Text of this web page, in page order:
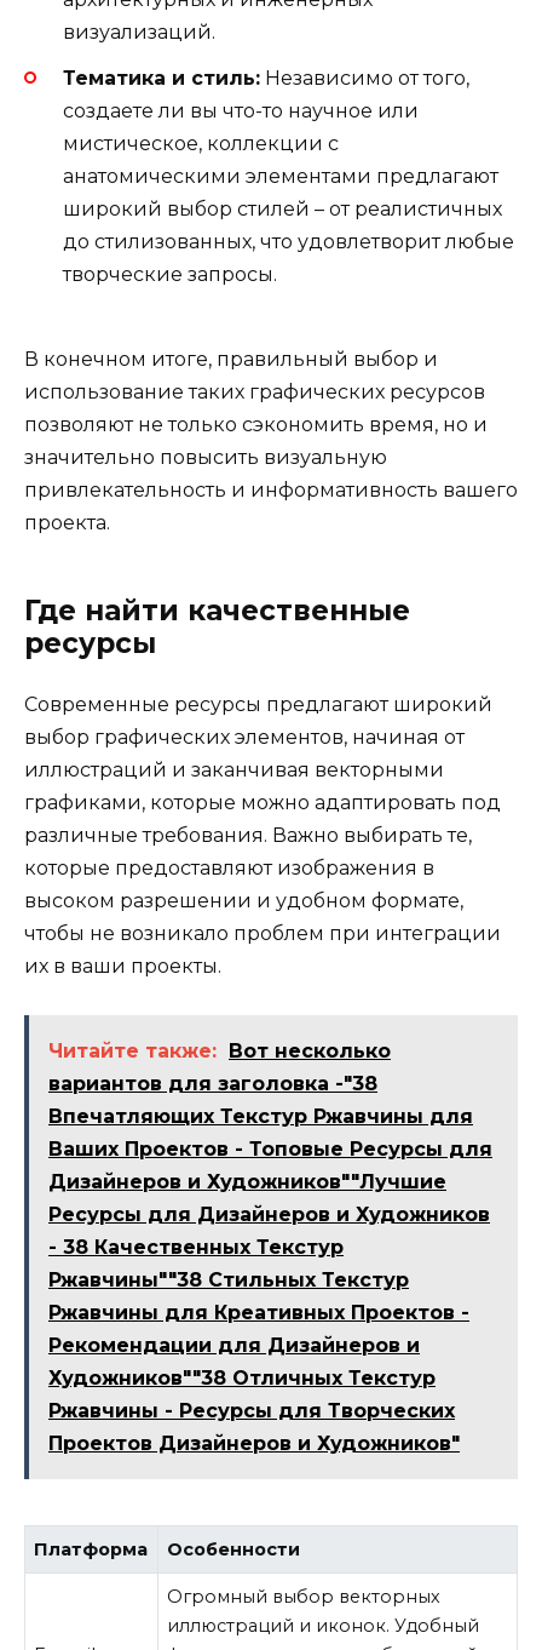
визуализаций.
Тематика и стиль: Независимо от того,
создаете ли вы что-то научное или
мистическое, коллекции с
анатомическими элементами предлагают
широкий выбор стилей – от реалистичных
до стилизованных, что удовлетворит любые
творческие запросы.
В конечном итоге, правильный выбор и
использование таких графических ресурсов
позволяют не только сэкономить время, но и
значительно повысить визуальную
привлекательность и информативность вашего
проекта.
Где найти качественные
ресурсы
Современные ресурсы предлагают широкий
выбор графических элементов, начиная от
иллюстраций и заканчивая векторными
графиками, которые можно адаптировать под
различные требования. Важно выбирать те,
которые предоставляют изображения в
высоком разрешении и удобном формате,
чтобы не возникало проблем при интеграции
их в ваши проекты.
Читайте также:
Вот несколько
вариантов для заголовка -"38
Впечатляющих Текстур Ржавчины для
Ваших Проектов - Топовые Ресурсы для
Дизайнеров и Художников""Лучшие
Ресурсы для Дизайнеров и Художников
- 38 Качественных Текстур
Ржавчины""38 Стильных Текстур
Ржавчины для Креативных Проектов -
Рекомендации для Дизайнеров и
Художников""38 Отличных Текстур
Ржавчины - Ресурсы для Творческих
Проектов Дизайнеров и Художников"
Платформа Особенности
Огромный выбор векторных
иллюстраций и иконок. Удобный